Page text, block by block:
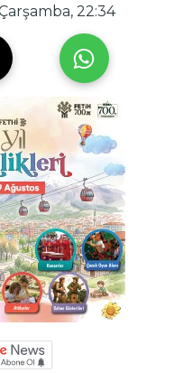
22:34